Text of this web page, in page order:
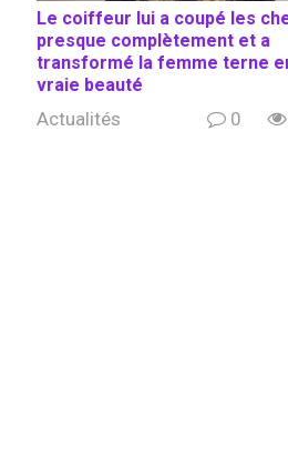
Le coiffeur lui a coupé les
presque complètement et a
transformé la femme terne
vraie beauté
Actualités 0